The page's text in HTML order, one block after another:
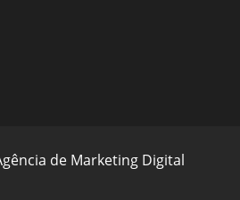
de Marketing Digital